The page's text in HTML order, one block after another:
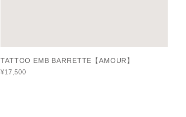
TATTOO EMB BARRETTE【AMOUR】
¥17,500